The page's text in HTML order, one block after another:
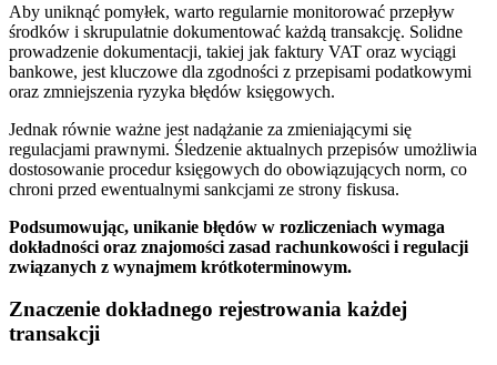
Aby uniknąć pomyłek, warto regularnie monitorować przepływ
środków i skrupulatnie dokumentować każdą transakcję. Solidne
prowadzenie dokumentacji, takiej jak faktury VAT oraz wyciągi
bankowe, jest kluczowe dla zgodności z przepisami podatkowymi
oraz zmniejszenia ryzyka błędów księgowych.
Jednak równie ważne jest nadążanie za zmieniającymi się
regulacjami prawnymi. Śledzenie aktualnych przepisów umożliwia
dostosowanie procedur księgowych do obowiązujących norm, co
chroni przed ewentualnymi sankcjami ze strony fiskusa.
Podsumowując, unikanie błędów w rozliczeniach wymaga
dokładności oraz znajomości zasad rachunkowości i regulacji
związanych z wynajmem krótkoterminowym.
Znaczenie dokładnego rejestrowania każdej
transakcji